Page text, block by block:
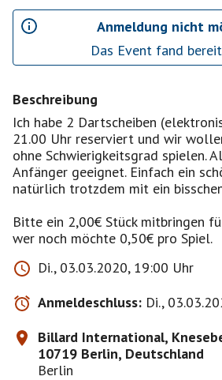
Anmeldung nicht
Das Event fand
Beschreibung
Ich habe 2 Dartscheiben
21.00 Uhr reserviert und wir
ohne Schwierigkeitsgrad spielen.
Anfänger geeignet. Einfach ein
natürlich trotzdem mit ein
Bitte ein 2,00€ Stück mitbringen
wer noch möchte 0,50€ pro Spiel.
Di., 03.03.2020, 19:00 Uhr
Anmeldeschluss: Di.,
Billard International,
10719 Berlin, Deutschland
Berlin